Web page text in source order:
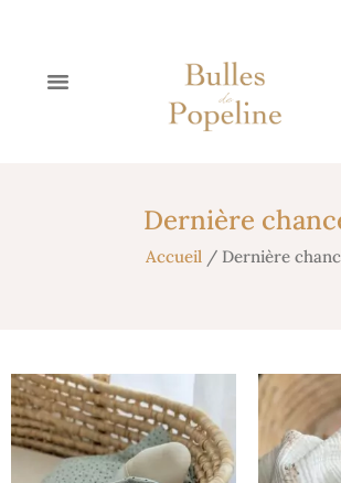
Dernière
Accueil / Dernière